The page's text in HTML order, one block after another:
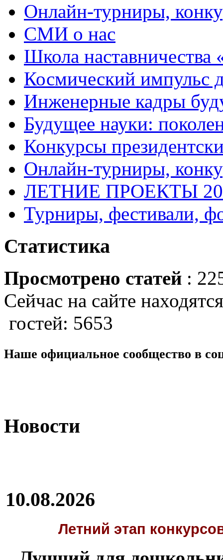
Онлайн-турниры,
СМИ о нас
Школа
Космический импульс
Инженерные кадры
Будущее науки:
Конкурсы
Онлайн-турниры,
ЛЕТНИЕ ПРОЕКТЫ
Турниры, фестивали,
Статистика
Просмотрено статей :
Сейчас на сайте
гостей: 5653
Наше официальное сообщество в
Новости
10.08.2026
Летний этап